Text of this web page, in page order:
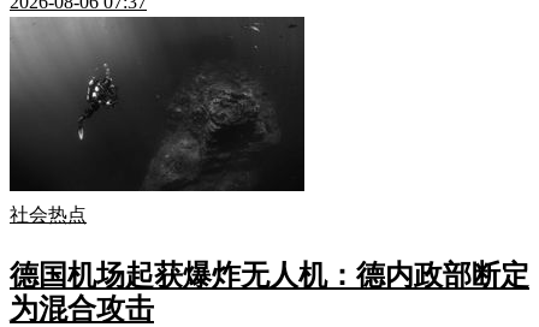
社会热点
德国机场起获爆炸无人机：德内政部断定
为混合攻击